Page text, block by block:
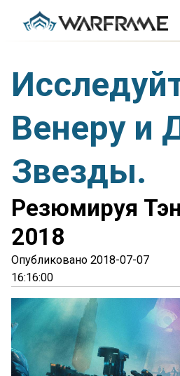
Венеру и
Звезды.
Резюмируя
2018
Опубликовано 2018-07-07
16:16:00